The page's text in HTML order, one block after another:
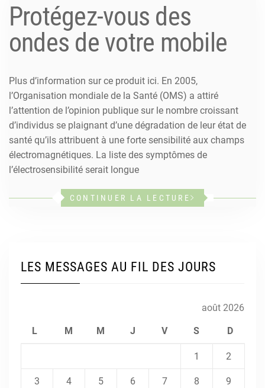
Protégez-vous des
ondes de votre mobile
Plus d’information sur ce produit ici. En 2005,
l’Organisation mondiale de la Santé (OMS) a attiré
l’attention de l’opinion publique sur le nombre croissant
d’individus se plaignant d’une dégradation de leur état de
santé qu’ils attribuent à une forte sensibilité aux champs
électromagnétiques. La liste des symptômes de
l’électrosensibilité serait longue
CONTINUER LA LECTURE
LES MESSAGES AU FIL DES JOURS
août 2026
L M M J V S D
1 2
3 4 5 6 7 8 9